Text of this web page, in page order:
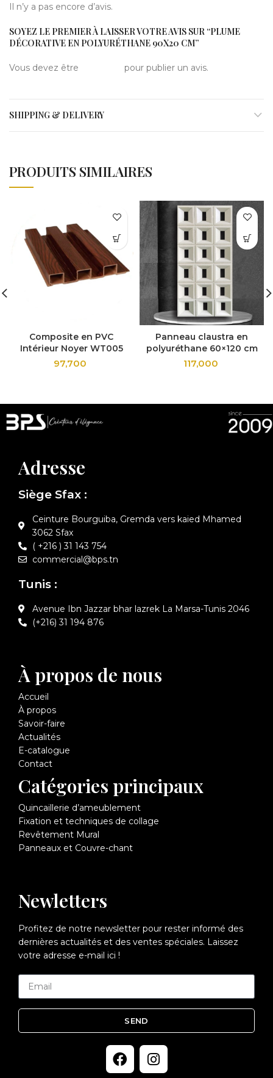
Il n’y a pas encore d’avis.
SOYEZ LE PREMIER À LAISSER VOTRE AVIS SUR “PLUME
DÉCORATIVE EN POLYURÉTHANE 90X20 CM”
Vous devez être pour publier un avis.
SHIPPING & DELIVERY
PRODUITS SIMILAIRES
Composite en PVC
Intérieur Noyer WT005
97,700
Panneau claustra en
polyuréthane 60×120 cm
117,000
Adresse
Siège Sfax :
Ceinture Bourguiba, Gremda vers kaied Mhamed
3062 Sfax
( +216 ) 31 143 754
commercial@bps.tn
Tunis :
Avenue Ibn Jazzar bhar lazrek La Marsa-Tunis 2046
(+216) 31 194 876
À propos de nous
Accueil
À propos
Savoir-faire
Actualités
E-catalogue
Contact
Catégories principaux
Quincaillerie d’ameublement
Fixation et techniques de collage
Revêtement Mural
Panneaux et Couvre-chant
Newletters
Profitez de notre newsletter pour rester informé des
dernières actualités et des ventes spéciales. Laissez
votre adresse e-mail ici !
SEND